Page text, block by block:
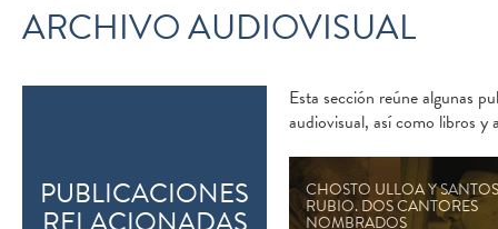
ARCHIVO AUDIOVISUAL
PUBLICACIONES
Esta sección reúne algunas
audiovisual, así como libros y
CHOSTO ULLOA Y SANTOS
RUBIO. DOS CANTORES
NOMBRADOS